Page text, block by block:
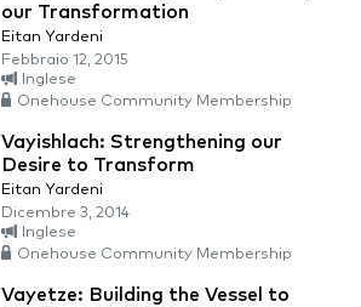
our Transformation
Eitan Yardeni
Febbraio 12, 2015
Inglese
Onehouse Community Membership
Vayishlach: Strengthening our
Desire to Transform
Eitan Yardeni
Dicembre 3, 2014
Inglese
Onehouse Community Membership
Vayetze: Building the Vessel to